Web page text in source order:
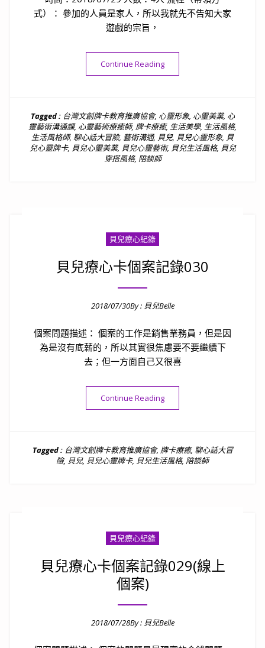
式）： 參加的人員是家人，所以我就先不告知大家
遊戲的宗旨，
Continue Reading“聊心話大冒險（親子版）┇
Tagged : 台灣文創牌卡教育推廣協會, 心靈形象, 心靈美業, 心
靈藝術溝通課, 心靈藝術療癒師, 牌卡療癒, 生活美學, 生活風格,
生活風格師, 聊心話大冒險, 藝術溝通, 貝兒, 貝兒心靈形象, 貝
兒心靈牌卡, 貝兒心靈美業, 貝兒心靈藝術, 貝兒生活風格, 貝兒
穿搭風格, 陪談師
貝兒療心紀錄
貝兒療心卡個案記錄030
2018/07/30By : 貝兒Belle
個案問題描述： 個案的工作是銷售業務員，但是因
為是沒有底薪的，所以其實很焦慮要不要繼續下
去；但一方面自己又很喜
Continue Reading“貝兒療心卡個案記錄030”
Tagged : 台灣文創牌卡教育推廣協會, 牌卡療癒, 聊心話大冒
險, 貝兒, 貝兒心靈牌卡, 貝兒生活風格, 陪談師
貝兒療心紀錄
貝兒療心卡個案記錄029(線上
個案)
2018/07/28By : 貝兒Belle